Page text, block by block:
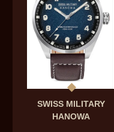
SWISS MILITARY
HANOWA